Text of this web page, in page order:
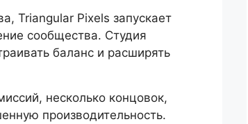
Triangular Pixels запускает
сообщества. Студия
баланс и расширять
несколько концовок,
производительность.